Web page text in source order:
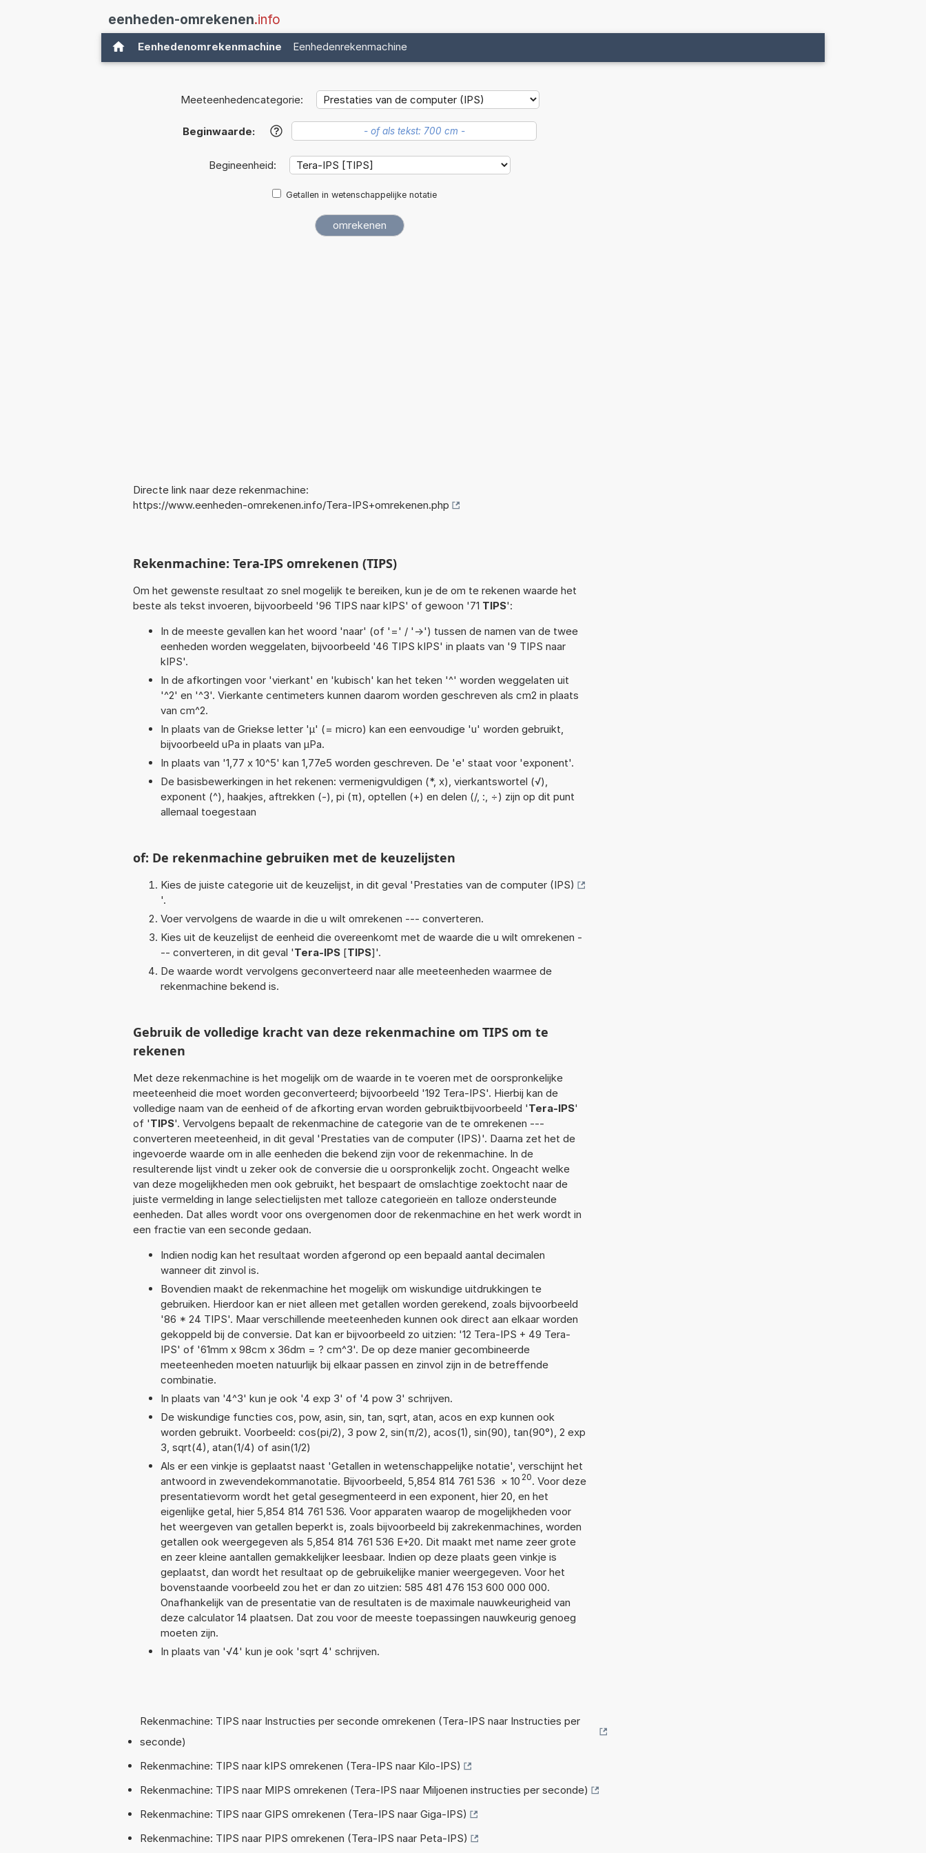
eenheden-omrekenen.info
Eenhedenomrekenmachine Eenhedenrekenmachine
Meeteenhedencategorie:
Beginwaarde: ?
Begineenheid:
Getallen in wetenschappelijke notatie
Directe link naar deze rekenmachine:
https://www.eenheden-omrekenen.info/Tera-IPS+omrekenen.php
Rekenmachine: Tera-IPS omrekenen (TIPS)
Om het gewenste resultaat zo snel mogelijk te bereiken, kun je de om te rekenen waarde het
beste als tekst invoeren, bijvoorbeeld '96 TIPS naar kIPS' of gewoon '71 TIPS':
In de meeste gevallen kan het woord 'naar' (of '=' / '->') tussen de namen van de twee
eenheden worden weggelaten, bijvoorbeeld '46 TIPS kIPS' in plaats van '9 TIPS naar
kIPS'.
In de afkortingen voor 'vierkant' en 'kubisch' kan het teken '^' worden weggelaten uit
'^2' en '^3'. Vierkante centimeters kunnen daarom worden geschreven als cm2 in plaats
van cm^2.
In plaats van de Griekse letter 'µ' (= micro) kan een eenvoudige 'u' worden gebruikt,
bijvoorbeeld uPa in plaats van µPa.
In plaats van '1,77 x 10^5' kan 1,77e5 worden geschreven. De 'e' staat voor 'exponent'.
De basisbewerkingen in het rekenen: vermenigvuldigen (*, x), vierkantswortel (√),
exponent (^), haakjes, aftrekken (-), pi (π), optellen (+) en delen (/, :, ÷) zijn op dit punt
allemaal toegestaan
of: De rekenmachine gebruiken met de keuzelijsten
Kies de juiste categorie uit de keuzelijst, in dit geval 'Prestaties van de computer (IPS)
'.
Voer vervolgens de waarde in die u wilt omrekenen --- converteren.
Kies uit de keuzelijst de eenheid die overeenkomt met de waarde die u wilt omrekenen -
-- converteren, in dit geval 'Tera-IPS [TIPS]'.
De waarde wordt vervolgens geconverteerd naar alle meeteenheden waarmee de
rekenmachine bekend is.
Gebruik de volledige kracht van deze rekenmachine om TIPS om te
rekenen
Met deze rekenmachine is het mogelijk om de waarde in te voeren met de oorspronkelijke
meeteenheid die moet worden geconverteerd; bijvoorbeeld '192 Tera-IPS'. Hierbij kan de
volledige naam van de eenheid of de afkorting ervan worden gebruiktbijvoorbeeld 'Tera-IPS'
of 'TIPS'. Vervolgens bepaalt de rekenmachine de categorie van de te omrekenen ---
converteren meeteenheid, in dit geval 'Prestaties van de computer (IPS)'. Daarna zet het de
ingevoerde waarde om in alle eenheden die bekend zijn voor de rekenmachine. In de
resulterende lijst vindt u zeker ook de conversie die u oorspronkelijk zocht. Ongeacht welke
van deze mogelijkheden men ook gebruikt, het bespaart de omslachtige zoektocht naar de
juiste vermelding in lange selectielijsten met talloze categorieën en talloze ondersteunde
eenheden. Dat alles wordt voor ons overgenomen door de rekenmachine en het werk wordt in
een fractie van een seconde gedaan.
Indien nodig kan het resultaat worden afgerond op een bepaald aantal decimalen
wanneer dit zinvol is.
Bovendien maakt de rekenmachine het mogelijk om wiskundige uitdrukkingen te
gebruiken. Hierdoor kan er niet alleen met getallen worden gerekend, zoals bijvoorbeeld
'86 * 24 TIPS'. Maar verschillende meeteenheden kunnen ook direct aan elkaar worden
gekoppeld bij de conversie. Dat kan er bijvoorbeeld zo uitzien: '12 Tera-IPS + 49 Tera-
IPS' of '61mm x 98cm x 36dm = ? cm^3'. De op deze manier gecombineerde
meeteenheden moeten natuurlijk bij elkaar passen en zinvol zijn in de betreffende
combinatie.
In plaats van '4^3' kun je ook '4 exp 3' of '4 pow 3' schrijven.
De wiskundige functies cos, pow, asin, sin, tan, sqrt, atan, acos en exp kunnen ook
worden gebruikt. Voorbeeld: cos(pi/2), 3 pow 2, sin(π/2), acos(1), sin(90), tan(90°), 2 exp
3, sqrt(4), atan(1/4) of asin(1/2)
Als er een vinkje is geplaatst naast 'Getallen in wetenschappelijke notatie', verschijnt het
antwoord in zwevendekommanotatie. Bijvoorbeeld, 5,854 814 761 536 × 10 20. Voor deze
presentatievorm wordt het getal gesegmenteerd in een exponent, hier 20, en het
eigenlijke getal, hier 5,854 814 761 536. Voor apparaten waarop de mogelijkheden voor
het weergeven van getallen beperkt is, zoals bijvoorbeeld bij zakrekenmachines, worden
getallen ook weergegeven als 5,854 814 761 536 E+20. Dit maakt met name zeer grote
en zeer kleine aantallen gemakkelijker leesbaar. Indien op deze plaats geen vinkje is
geplaatst, dan wordt het resultaat op de gebruikelijke manier weergegeven. Voor het
bovenstaande voorbeeld zou het er dan zo uitzien: 585 481 476 153 600 000 000.
Onafhankelijk van de presentatie van de resultaten is de maximale nauwkeurigheid van
deze calculator 14 plaatsen. Dat zou voor de meeste toepassingen nauwkeurig genoeg
moeten zijn.
In plaats van '√4' kun je ook 'sqrt 4' schrijven.
Rekenmachine: TIPS naar Instructies per seconde omrekenen (Tera-IPS naar Instructies per
seconde)
Rekenmachine: TIPS naar kIPS omrekenen (Tera-IPS naar Kilo-IPS)
Rekenmachine: TIPS naar MIPS omrekenen (Tera-IPS naar Miljoenen instructies per seconde)
Rekenmachine: TIPS naar GIPS omrekenen (Tera-IPS naar Giga-IPS)
Rekenmachine: TIPS naar PIPS omrekenen (Tera-IPS naar Peta-IPS)